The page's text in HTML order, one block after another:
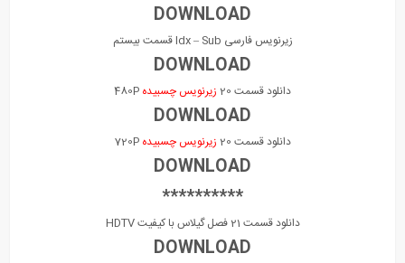
DOWNLOAD
زیرنویس فارسی Idx – Sub قسمت بیستم
DOWNLOAD
دانلود قسمت 20 زیرنویس چسبیده
DOWNLOAD
دانلود قسمت 20 زیرنویس چسبیده 720P
DOWNLOAD
**********
دانلود قسمت 21 فصل گیلاس با کیفیت HDTV
DOWNLOAD